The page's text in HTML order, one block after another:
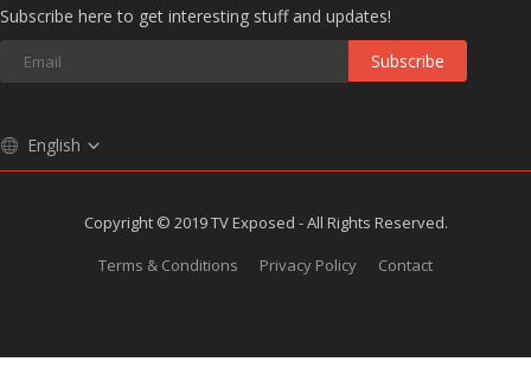
Subscribe here to get interesting stuff and updates!
Subscribe
English
Copyright © 2019 TV Exposed - All Rights Reserved.
Terms & Conditions
Privacy Policy Contact